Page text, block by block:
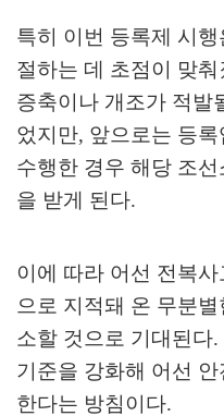
특히 이번 등록제 시
절하는 데 초점이 맞춰
증축이나 개조가 적발
었지만, 앞으로는 등
수행한 경우 해당 조
을 받게 된다.
이에 따라 어선 전복
으로 지적돼 온 무분별
소할 것으로 기대된다.
기준을 강화해 어선
한다는 방침이다.